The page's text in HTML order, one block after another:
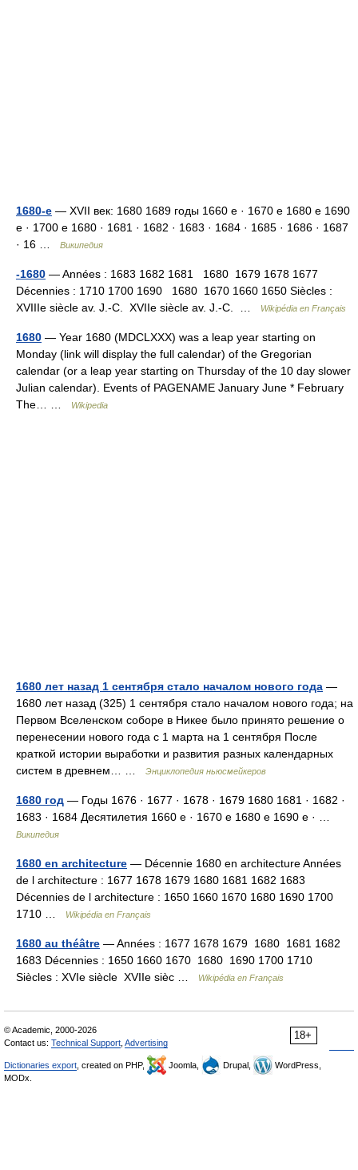
1680-е — XVII век: 1680 1689 годы 1660 е · 1670 е 1680 е 1690
е · 1700 е 1680 · 1681 · 1682 · 1683 · 1684 · 1685 · 1686 · 1687
· 16 …
Википедия
-1680 — Années : 1683 1682 1681 1680 1679 1678 1677
Décennies : 1710 1700 1690 1680 1670 1660 1650 Siècles :
XVIIIe siècle av. J.‑C. XVIIe siècle av. J.‑C. …
Wikipédia en Français
1680 — Year 1680 (MDCLXXX) was a leap year starting on
Monday (link will display the full calendar) of the Gregorian
calendar (or a leap year starting on Thursday of the 10 day slower
Julian calendar). Events of PAGENAME January June * February
The… …
Wikipedia
1680 лет назад 1 сентября стало началом нового года —
1680 лет назад (325) 1 сентября стало началом нового года; на
Первом Вселенском соборе в Никее было принято решение о
перенесении нового года с 1 марта на 1 сентября После
краткой истории выработки и развития разных календарных
систем в древнем… …
Энциклопедия ньюсмейкеров
1680 год — Годы 1676 · 1677 · 1678 · 1679 1680 1681 · 1682 ·
1683 · 1684 Десятилетия 1660 е · 1670 е 1680 е 1690 е · …
Википедия
1680 en architecture — Décennie 1680 en architecture Années
de l architecture : 1677 1678 1679 1680 1681 1682 1683
Décennies de l architecture : 1650 1660 1670 1680 1690 1700
1710 …
Wikipédia en Français
1680 au théâtre — Années : 1677 1678 1679 1680 1681 1682
1683 Décennies : 1650 1660 1670 1680 1690 1700 1710
Siècles : XVIe siècle XVIIe sièc …
Wikipédia en Français
18+
© Academic, 2000-2026
Contact us: Technical Support Advertising
Dictionaries export , created on PHP, Joomla, Drupal,
WordPress,
MODx.